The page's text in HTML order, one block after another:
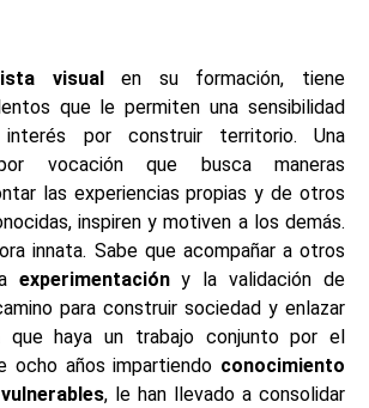
visualen su formación, tiene
que le permiten una sensibilidad
por construir territorio. Una
vocación que busca maneras
las experiencias propias y de otros
inspiren y motiven a los demás.
innata. Sabe que acompañar a otros
experimentacióny la validación de
para construir sociedad y enlazar
que haya un trabajo conjunto por el
ocho años impartiendo conocimiento
, le han llevado a consolidar